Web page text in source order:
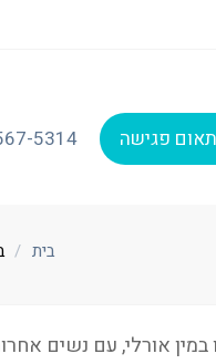
פגישה 5314
בית
אורלי, עם נשים